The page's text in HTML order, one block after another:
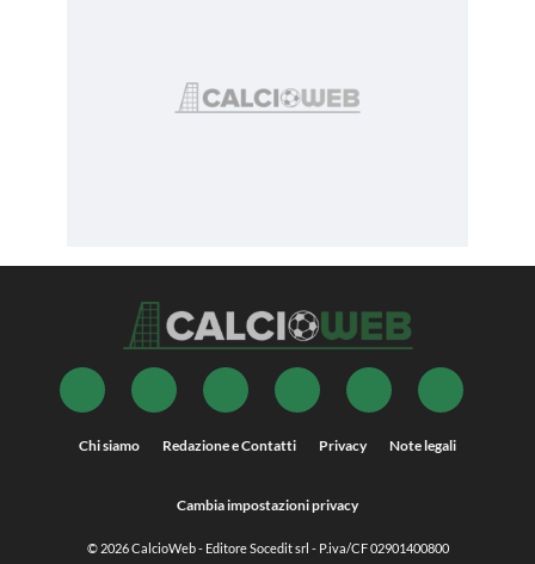
Chi siamo Redazione e Contatti Privacy Note legali
Cambia impostazioni privacy
© 2026CalcioWeb- Editore Socedit srl - P.iva/CF 02901400800